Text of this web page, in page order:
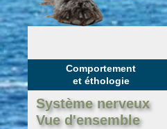
Comportement
et éthologie
Système nerveux
Vue d'ensemble